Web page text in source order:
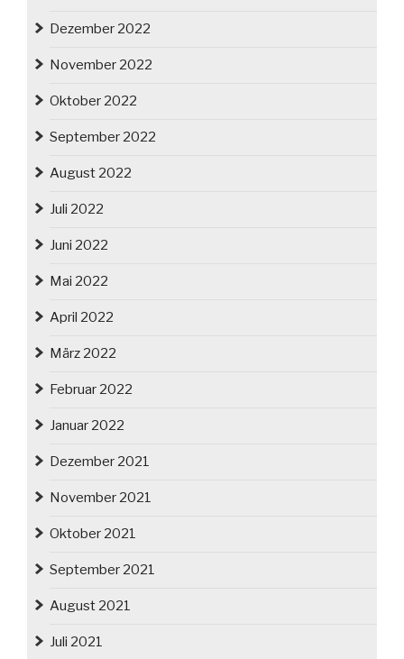
Dezember 2022
November 2022
Oktober 2022
September 2022
August 2022
Juli 2022
Juni 2022
Mai 2022
April 2022
März 2022
Februar 2022
Januar 2022
Dezember 2021
November 2021
Oktober 2021
September 2021
August 2021
Juli 2021